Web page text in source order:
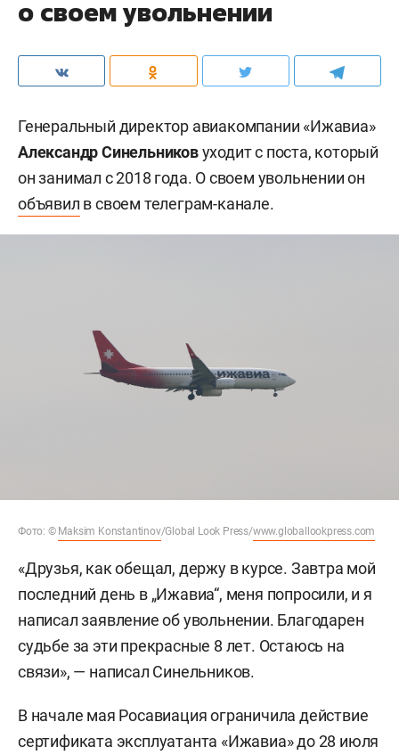
о своем увольнении
Генеральный директор авиакомпании «Ижавиа»
Александр Синельниковуходит с поста, который
он занимал с 2018 года. О своем увольнении он
объявил в своем телеграм-канале.
Фото: © Maksim Konstantinov/Global Look Press/www.globallookpress.com
«Друзья, как обещал, держу в курсе. Завтра мой
последний день в „Ижавиа“, меня попросили, и я
написал заявление об увольнении. Благодарен
судьбе за эти прекрасные 8 лет. Остаюсь на
связи», — написал Синельников.
В начале мая Росавиация ограничила действие
сертификата эксплуатанта «Ижавиа» до 28 июля